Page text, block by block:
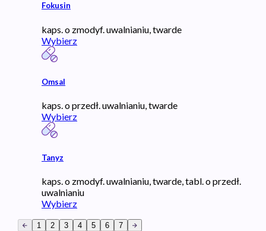
Fokusin
kaps. o zmodyf. uwalnianiu, twarde
Wybierz
Omsal
kaps. o przedł. uwalnianiu, twarde
Wybierz
Tanyz
kaps. o zmodyf. uwalnianiu, twarde, tabl. o przedł.
uwalnianiu
Wybierz
1 2 3 4 5 6 7